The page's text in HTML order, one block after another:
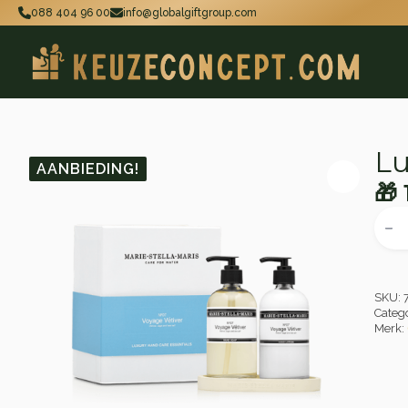
088 404 96 00 info@globalgiftgroup.com
AANBIEDING!
🎁
🎁
🎁
SKU:
Merk: